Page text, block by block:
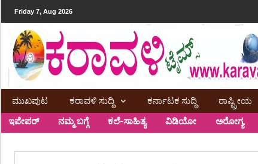
Friday 7, Aug 2026
ಮುಖಪುಟ ಕರಾವಳಿ ಸುದ್ದಿ ಕರ್ನಾಟಕ ಸುದ್ದಿ ರಾಷ್ಟ್ರೀಯ
ಇಪೇಪರ್ ನಮ್ಮ ಬಗ್ಗೆ ಕಲೆ-ಸಾಹಿತ್ಯ ವಿಡಿಯೋ ಅರೋಗ್ಯ